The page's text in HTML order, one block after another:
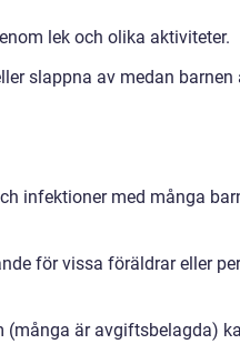
lek och olika aktiviteter.
slappna av medan barnen
infektioner med många
för vissa föräldrar eller
är avgiftsbelagda)